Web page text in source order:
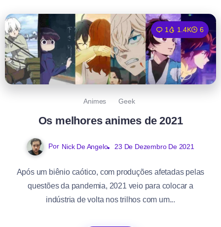
1 1.4K 6
Animes Geek
Os melhores animes de 2021
Por Nick De Angelo 23 De Dezembro De 2021
Após um biênio caótico, com produções afetadas pelas
questões da pandemia, 2021 veio para colocar a
indústria de volta nos trilhos com um...